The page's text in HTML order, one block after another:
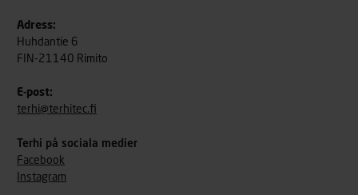
Adress:
Huhdantie 6
FIN-21140 Rimito
E-post:
terhi@terhitec.fi
Terhi på sociala medier
Facebook
Instagram